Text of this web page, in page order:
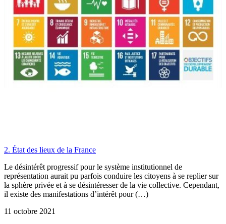
2. État des lieux de la France
Le désintérêt progressif pour le système institutionnel de
représentation aurait pu parfois conduire les citoyens à se replier sur
la sphère privée et à se désintéresser de la vie collective. Cependant,
il existe des manifestations d’intérêt pour (…)
11 octobre 2021